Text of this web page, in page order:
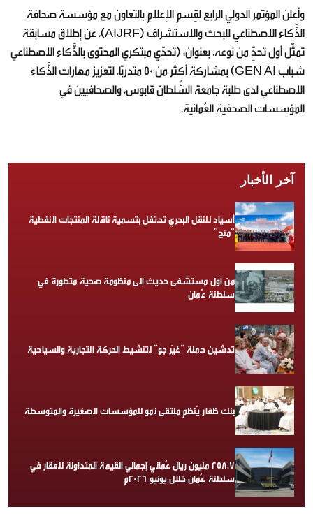
وأعلن المؤتمر الدولي الرابع لقِسم الإعلام بالتعاون مع مؤسسة صحافة
الذَّكاء الاصطناعي للبحث والاستشراف (AIJRF)، عن إطلاق مسابقة
تمثِّل أول تحدٍّ من نوعه، بعنوان: (تحدِّي مبتكري المحتوى بالذَّكاء الاصطناعي
شباب GEN AI) بمشاركة أكثر من 50 متدربًا، لتعزيز مهارات الذَّكاء
الاصطناعي لدى طلبة جامعة السُّلطان قابوس، والصحافيين في
المؤسسات الصحفية العُمانية.
آخر الأخبار
أسياد للنقل البحري تحتفل بتسمية ناقلة المنتجات النفطية
“منح”
من أول مستشفى حديث إلى منظومة صحية متطورة في
سلطنة عُمان
تدشين حملة “غيّر جو” لتنشيط الحركة التجارية والسياحية
بنك ظفار يُنظم ملتقى نمو للمؤسسات الصغيرة والمتوسطة
258.7 مليون ريال عُماني إجمالي القيمة المتداولة للعقار في
سلطنة عُمان خلال يونيو 2026م